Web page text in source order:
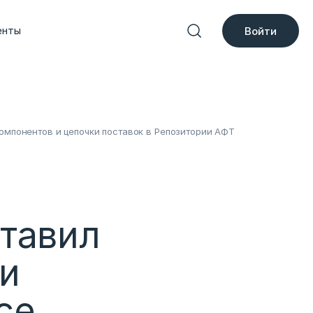
Войти
и цепочки поставок в Репозитории АФТ